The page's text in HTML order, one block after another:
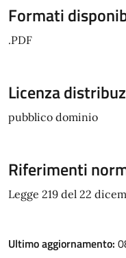
Formati
.PDF
Licenza
pubblico dominio
Riferimenti
Legge 219 del 22
Ultimo aggiornamento: